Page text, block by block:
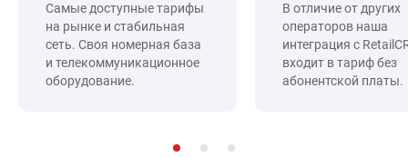
Самые доступные тарифы
на рынке и стабильная
сеть. Своя номерная база
и телекоммуникационное
оборудование.
В отличие от других
операторов наша
интеграция с
входит в тариф без
абонентской платы.